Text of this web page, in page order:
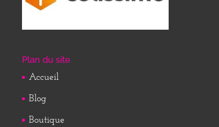
Plan du site
Accueil
Blog
Boutique